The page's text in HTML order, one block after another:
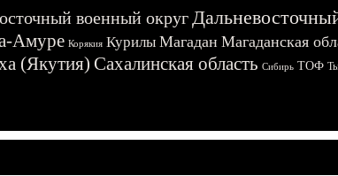
военный округ
Амуре Корякия Курилы Магадан Магаданская
(Якутия) Сахалинская область Сибирь ТОФ